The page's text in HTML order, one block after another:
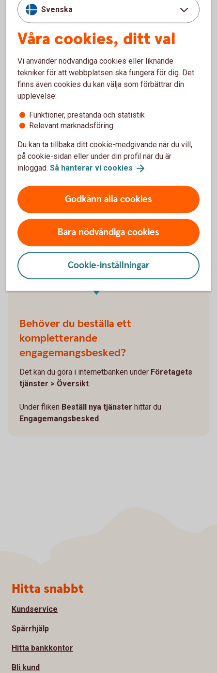
Digital Support
Öppet måndag-fredag 08.00-20.00, lördag-söndag
08.00-18.00 (stängt storhelger).
Digital support
Säkerhet digitala
Behöver du beställa ett
kompletterande
engagemangsbesked?
Det kan du göra i internetbanken under Företagets
tjänster > Översikt
Under fliken Beställ nya tjänster hittar du
Engagemangsbesked
Hitta ditt
engagemangs-
besked
Svenska
Våra cookies, ditt val
Vi använder nödvändiga cookies eller liknande
tekniker för att webbplatsen ska fungera för dig. Det
finns även cookies du kan välja som förbättrar din
upplevelse:
Funktioner, prestanda och statistik
Relevant marknadsföring
Du kan ta tillbaka ditt cookie-medgivande när du vill,
på cookie-sidan eller under din profil när du är
inloggad. Så hanterar vi cookies .
Godkänn alla cookies
Bara nödvändiga cookies
Cookie-inställningar
Sidfot
Hitta snabbt
Kundservice
Spärrhjälp
Hitta bankkontor
Bli kund